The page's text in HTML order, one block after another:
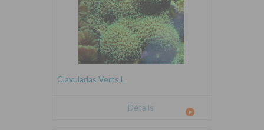
Clavularias Verts L
Détails